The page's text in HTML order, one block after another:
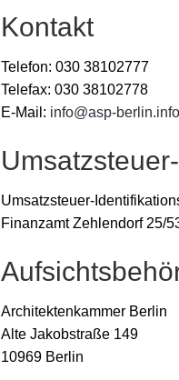
Kontakt
Telefon: 030 38102777
Telefax: 030 38102778
E-Mail: info@asp-berlin.info
Umsatzsteuer-
Finanzamt Zehlendorf 25/
Architektenkammer Berlin
Alte Jakobstraße 149
10969 Berlin